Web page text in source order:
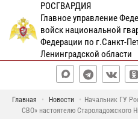
РОСГВАРДИЯ
Главное управление
войск национальной
Федерации по г.Санкт-
Ленинградской области
Главная Новости
Начальник ГУ
СВО» настоятелю Староладожского